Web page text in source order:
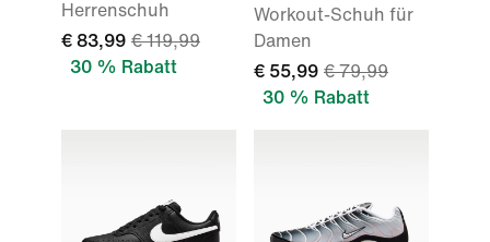
Herrenschuh
€ 83,99 € 119,99
30 % Rabatt
Workout-Schuh für
Damen
€ 55,99 € 79,99
30 % Rabatt